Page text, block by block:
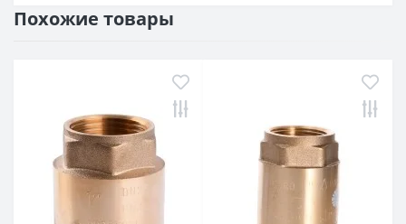
Похожие товары